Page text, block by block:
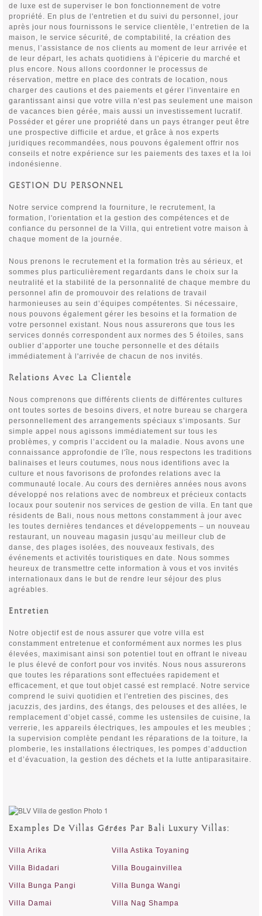
de luxe est de superviser le bon fonctionnement de votre
propriété. En plus de l'entretien et du suivi du personnel, jour
après jour nous fournissons le service clientèle, l’entretien de la
maison, le service sécurité, de comptabilité, la création des
menus, l’assistance de nos clients au moment de leur arrivée et
de leur départ, les achats quotidiens à l'épicerie du marché et
plus encore. Nous allons coordonner le processus de
réservation, mettre en place des contrats de location, nous
charger des cautions et des paiements et gérer l'inventaire en
garantissant ainsi que votre villa n'est pas seulement une maison
de vacances bien gérée, mais aussi un investissement lucratif.
Posséder et gérer une propriété dans un pays étranger peut être
une prospective difficile et ardue, et grâce à nos experts
juridiques recommandées, nous pouvons également offrir nos
conseils et notre expérience sur les paiements des taxes et la loi
indonésienne.
GESTION DU PERSONNEL
Notre service comprend la fourniture, le recrutement, la
formation, l'orientation et la gestion des compétences et de
confiance du personnel de la Villa, qui entretient votre maison à
chaque moment de la journée.
Nous prenons le recrutement et la formation très au sérieux, et
sommes plus particulièrement regardants dans le choix sur la
neutralité et la stabilité de la personnalité de chaque membre du
personnel afin de promouvoir des relations de travail
harmonieuses au sein d’équipes compétentes. Si nécessaire,
nous pouvons également gérer les besoins et la formation de
votre personnel existant. Nous nous assurerons que tous les
services donnés correspondent aux normes des 5 étoiles, sans
oublier d’apporter une touche personnelle et des détails
immédiatement à l'arrivée de chacun de nos invités.
Relations Avec La Clientèle
Nous comprenons que différents clients de différentes cultures
ont toutes sortes de besoins divers, et notre bureau se chargera
personnellement des arrangements spéciaux s’imposants. Sur
simple appel nous agissons immédiatement sur tous les
problèmes, y compris l’accident ou la maladie. Nous avons une
connaissance approfondie de l'île, nous respectons les traditions
balinaises et leurs coutumes, nous nous identifions avec la
culture et nous favorisons de profondes relations avec la
communauté locale. Au cours des dernières années nous avons
développé nos relations avec de nombreux et précieux contacts
locaux pour soutenir nos services de gestion de villa. En tant que
résidents de Bali, nous nous mettons constamment à jour avec
les toutes dernières tendances et développements – un nouveau
restaurant, un nouveau magasin jusqu’au meilleur club de
danse, des plages isolées, des nouveaux festivals, des
événements et activités touristiques en date. Nous sommes
heureux de transmettre cette information à vous et vos invités
internationaux dans le but de rendre leur séjour des plus
agréables.
Entretien
Notre objectif est de nous assurer que votre villa est
constamment entretenue et conformément aux normes les plus
élevées, maximisant ainsi son potentiel tout en offrant le niveau
le plus élevé de confort pour vos invités. Nous nous assurerons
que toutes les réparations sont effectuées rapidement et
efficacement, et que tout objet cassé est remplacé. Notre service
comprend le suivi quotidien et l'entretien des piscines, des
jacuzzis, des jardins, des étangs, des pelouses et des allées, le
remplacement d’objet cassé, comme les ustensiles de cuisine, la
verrerie, les appareils électriques, les ampoules et les meubles ;
la supervision complète pendant les réparations de la toiture, la
plomberie, les installations électriques, les pompes d’adduction
et d’évacuation, la gestion des déchets et la lutte antiparasitaire.
Examples De Villas GÉrÉes Par Bali Luxury Villas:
Villa Arika Villa Astika Toyaning
Villa Bidadari Villa Bougainvillea
Villa Bunga Pangi Villa Bunga Wangi
Villa Damai Villa Nag Shampa